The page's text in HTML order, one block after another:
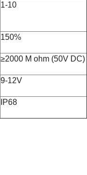
1-10
150%
≥2000 M ohm (50V DC)
9-12V
IP68